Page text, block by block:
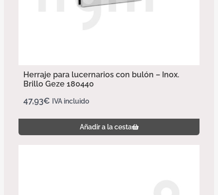
Herraje para lucernarios con bulón – Inox.
Brillo Geze 180440
47,93€ IVA incluido
Añadir a la cesta